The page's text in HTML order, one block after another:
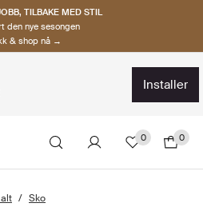
TILBAKE MED STIL
den nye sesongen
& shop nå →
installer
0 0
Sko